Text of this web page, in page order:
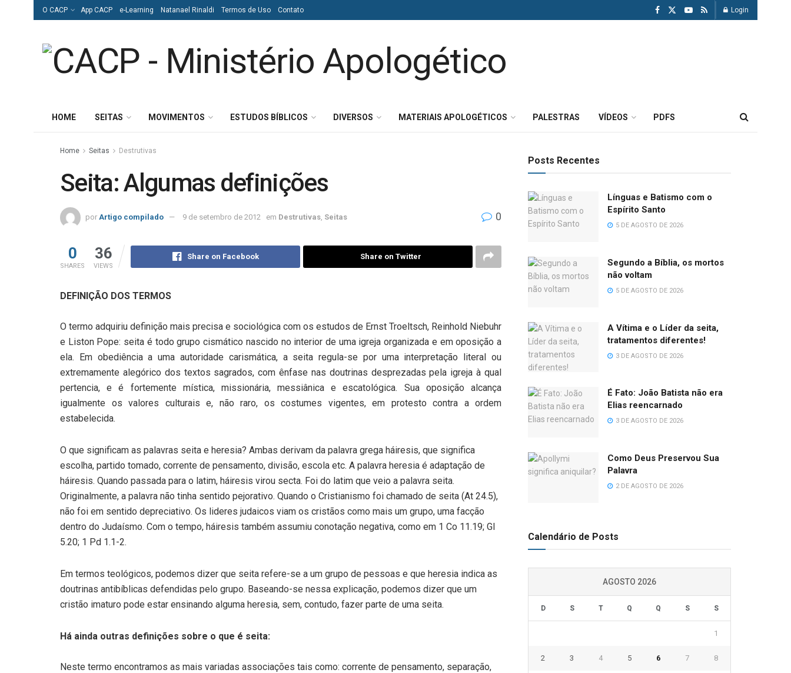
O CACP App CACP e-Learning Natanael Rinaldi Termos de Uso Contato Login
HOME SEITAS MOVIMENTOS ESTUDOS BÍBLICOS DIVERSOS MATERIAIS APOLOGÉTICOS PALESTRAS VÍDEOS PDFS
Home Seitas Destrutivas
Seita: Algumas definições
por Artigo compilado 9 de setembro de 2012 em Destrutivas Seitas 0
0
SHARES
36
VIEWS
Share on Facebook Share on Twitter
DEFINIÇÃO DOS TERMOS
O termo adquiriu definição mais precisa e sociológica com os estudos de Ernst Troeltsch, Reinhold Niebuhr
e Liston Pope: seita é todo grupo cismático nascido no interior de uma igreja organizada e em oposição a
ela. Em obediência a uma autoridade carismática, a seita regula-se por uma interpretação literal ou
extremamente alegórico dos textos sagrados, com ênfase nas doutrinas desprezadas pela igreja à qual
pertencia, e é fortemente mística, missionária, messiânica e escatológica. Sua oposição alcança
igualmente os valores culturais e, não raro, os costumes vigentes, em protesto contra a ordem
estabelecida.
O que significam as palavras seita e heresia? Ambas derivam da palavra grega háiresis, que significa
escolha, partido tomado, corrente de pensamento, divisão, escola etc. A palavra heresia é adaptação de
háiresis. Quando passada para o latim, háiresis virou secta. Foi do latim que veio a palavra seita.
Originalmente, a palavra não tinha sentido pejorativo. Quando o Cristianismo foi chamado de seita (At 24.5),
não foi em sentido depreciativo. Os lideres judaicos viam os cristãos como mais um grupo, uma facção
dentro do Judaísmo. Com o tempo, háiresis também assumiu conotação negativa, como em 1 Co 11.19; Gl
5.20; 1 Pd 1.1-2.
Em termos teológicos, podemos dizer que seita refere-se a um grupo de pessoas e que heresia indica as
doutrinas antibíblicas defendidas pelo grupo. Baseando-se nessa explicação, podemos dizer que um
cristão imaturo pode estar ensinando alguma heresia, sem, contudo, fazer parte de uma seita.
Há ainda outras definições sobre o que é seita:
Neste termo encontramos as mais variadas associações tais como: corrente de pensamento, separação,
Posts Recentes
Línguas e Batismo com o
Espírito Santo
5 DE AGOSTO DE 2026
Segundo a Bíblia, os mortos
não voltam
5 DE AGOSTO DE 2026
A Vítima e o Líder da seita,
tratamentos diferentes!
3 DE AGOSTO DE 2026
É Fato: João Batista não era
Elias reencarnado
3 DE AGOSTO DE 2026
Como Deus Preservou Sua
Palavra
2 DE AGOSTO DE 2026
Calendário de Posts
AGOSTO 2026
D S T Q Q S S
1
2 3 4 5 6 7 8